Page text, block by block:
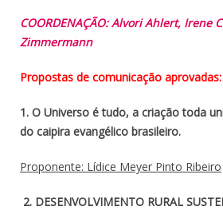
COORDENAÇÃO: Alvori Ahlert, Irene
Zimmermann
Propostas de comunicação aprovadas:
1. O Universo é tudo, a criação toda
do caipira evangélico brasileiro.
Proponente: Lídice Meyer Pinto Ribeiro
2. DESENVOLVIMENTO RURAL